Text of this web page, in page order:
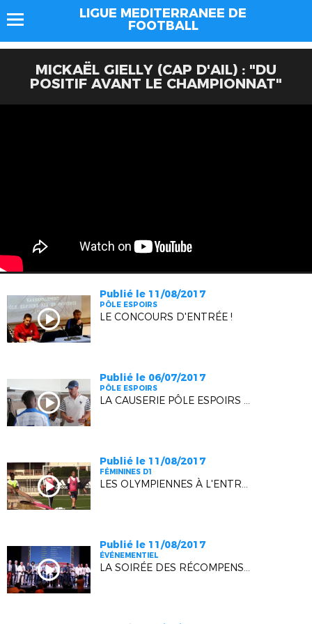
LIGUE MEDITERRANEE DE
FOOTBALL
MICKAËL GIELLY (CAP D'AIL) : "DU
POSITIF AVANT LE CHAMPIONNAT"
Publié le 11/08/2017
PÔLE ESPOIRS
LE CONCOURS D'ENTRÉE !
Publié le 06/07/2017
PÔLE ESPOIRS
LA CAUSERIE PÔLE ESPOIRS - NICE U15
Publié le 11/08/2017
FÉMININES D1
LES OLYMPIENNES À L'ENTRAINEMENT
Publié le 11/08/2017
ÉVÉNEMENTIEL
LA SOIRÉE DES RÉCOMPENSES SE MET EN SEYNE !